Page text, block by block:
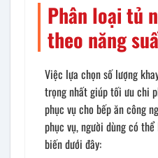
Phân loại tủ
theo năng
Việc lựa chọn số lượng
trọng nhất giúp tối ưu chi
phục vụ cho bếp ăn công
phục vụ, người dùng có
biến dưới đây: